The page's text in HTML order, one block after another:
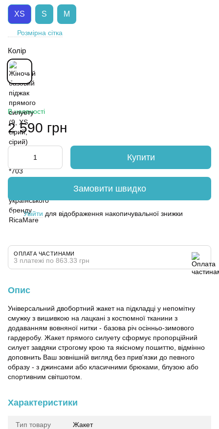
XS S M
Розмірна сітка
Колір
В наявності
2 590 грн
Купити
Замовити швидко
% Увійти для відображення накопичувальної знижки
ОПЛАТА ЧАСТИНАМИ
3 платежі по 863.33 грн
Опис
Універсальний двобортний жакет на підкладці у непомітну
смужку з вишивкою на лацкані з костюмної тканини з
додаванням вовняної нитки - базова річ осінньо-зимового
гардеробу. Жакет прямого силуету сформує пропорційний
силует завдяки строгому крою та якісному пошиттю, відмінно
доповнить Ваш зовнішній вигляд без прив'язки до певного
образу - з джинсами або класичними брюками, блузою або
спортивним світшотом.
Характеристики
Тип товару Жакет